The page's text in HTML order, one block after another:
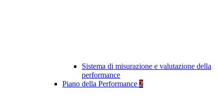
Sistema di misurazione e valutazione della
performance
Piano della Performance 2